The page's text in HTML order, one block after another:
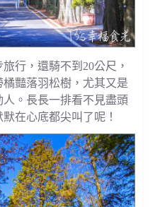
行，還騎不到20公尺，
豔落羽松樹，尤其又是
。長長一排看不見盡頭
在心底都尖叫了呢！